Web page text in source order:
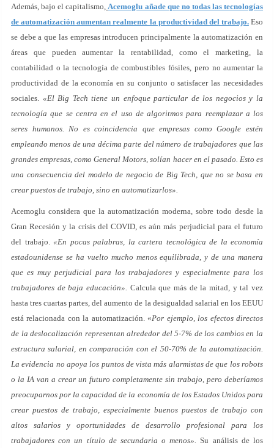
Además, bajo el capitalismo, Acemoglu añade que no todas las tecnologías
de automatización aumentan realmente la productividad del trabajo.Eso
se debe a que las empresas introducen principalmente la automatización en
áreas que pueden aumentar la rentabilidad, como el marketing, la
contabilidad o la tecnología de combustibles fósiles, pero no aumentar la
productividad de la economía en su conjunto o satisfacer las necesidades
sociales. «El Big Tech tiene un enfoque particular de los negocios y la
tecnología que se centra en el uso de algoritmos para reemplazar a los
seres humanos. No es coincidencia que empresas como Google estén
empleando menos de una décima parte del número de trabajadores que las
grandes empresas, como General Motors, solían hacer en el pasado. Esto es
una consecuencia del modelo de negocio de Big Tech, que no se basa en
crear puestos de trabajo, sino en automatizarlos».
Acemoglu considera que la automatización moderna, sobre todo desde la
Gran Recesión y la crisis del COVID, es aún más perjudicial para el futuro
del trabajo.«En pocas palabras, la cartera tecnológica de la economía
estadounidense se ha vuelto mucho menos equilibrada, y de una manera
que es muy perjudicial para los trabajadores y especialmente para los
trabajadores de baja educación». Calcula que más de la mitad, y tal vez
hasta tres cuartas partes, del aumento de la desigualdad salarial en los EEUU
está relacionada con la automatización. «Por ejemplo, los efectos directos
de la deslocalización representan alrededor del 5-7% de los cambios en la
estructura salarial, en comparación con el 50-70% de la automatización.
La evidencia no apoya los puntos de vista más alarmistas de que los robots
o la IA van a crear un futuro completamente sin trabajo, pero deberíamos
preocuparnos por la capacidad de la economía de los Estados Unidos para
crear puestos de trabajo, especialmente buenos puestos de trabajo con
altos salarios y oportunidades de desarrollo profesional para los
trabajadores con un título de secundaria o menos». Su análisis de los